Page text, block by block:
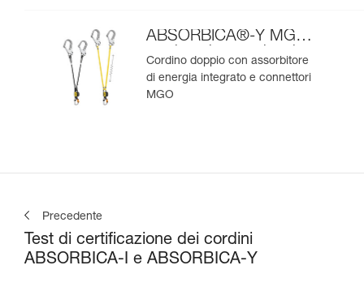
ABSORBICA®-Y MGO
versione internazionale
Cordino doppio con assorbitore
di energia integrato e connettori
MGO
Precedente
Test di certificazione dei cordini
ABSORBICA-I e ABSORBICA-Y